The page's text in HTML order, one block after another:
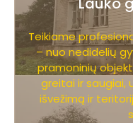
Teikiame
– nuo nedidelių
pramoninių
greitai ir saugiai,
išvežimą ir